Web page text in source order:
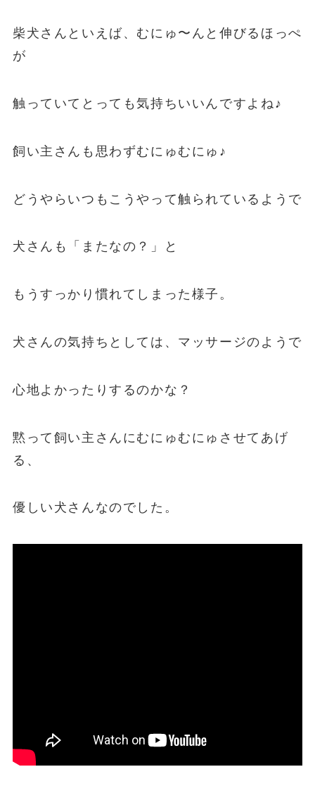
柴犬さんといえば、むにゅ〜んと伸びるほっぺ
が
触っていてとっても気持ちいいんですよね♪
飼い主さんも思わずむにゅむにゅ♪
どうやらいつもこうやって触られているようで
犬さんも「またなの？」と
もうすっかり慣れてしまった様子。
犬さんの気持ちとしては、マッサージのようで
心地よかったりするのかな？
黙って飼い主さんにむにゅむにゅさせてあげ
る、
優しい犬さんなのでした。